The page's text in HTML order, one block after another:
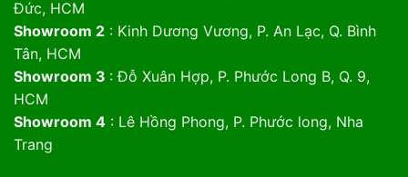
Đức, HCM
Showroom 2: Kinh Dương Vương, P. An Lạc, Q. Bình
Tân, HCM
Showroom 3 : Đỗ Xuân Hợp, P. Phước Long B, Q. 9,
HCM
Showroom 4: Lê Hồng Phong, P. Phước long, Nha
Trang